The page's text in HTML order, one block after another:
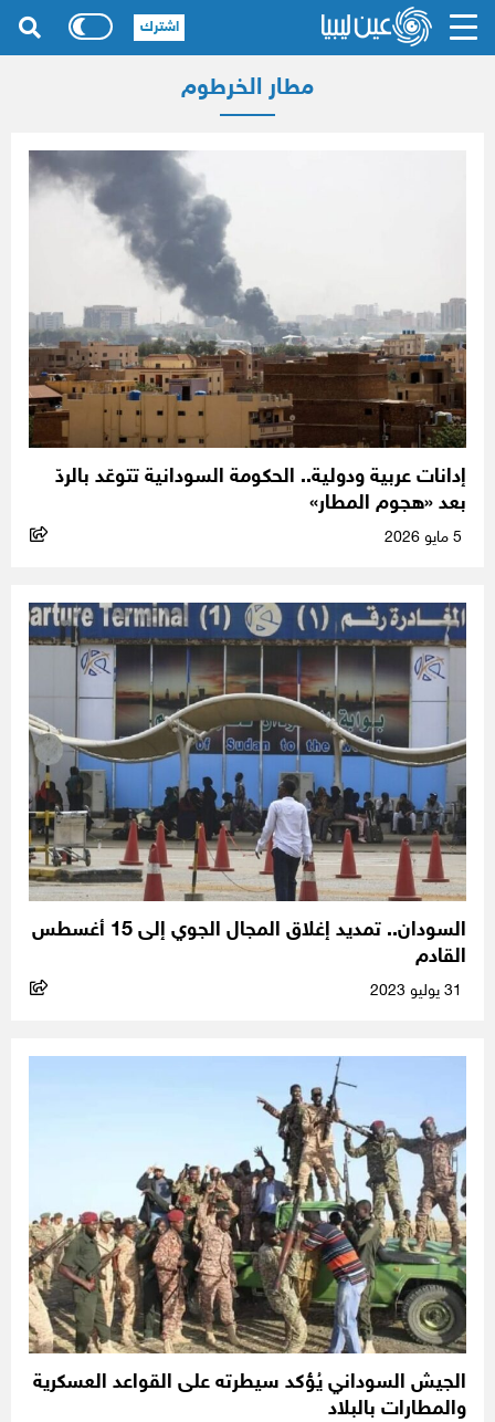
مطار الخرطوم
إدانات عربية ودولية.. الحكومة السودانية تتوعّد بالردّ
بعد «هجوم المطار»
السودان.. تمديد إغلاق المجال الجوي إلى 15 أغسطس
القادم
الجيش السوداني يُؤكد سيطرته على القواعد العسكرية
والمطارات بالبلاد
اشترك